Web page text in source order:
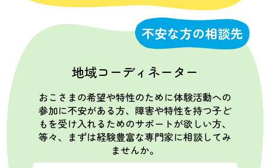
不安な方の相談先
地域コーディネーター
おこさまの希望や特性のために体験活動への
参加に不安がある方、障害や特性を持つ子ど
もを受け入れるためのサポートが欲しい方、
等々、まずは経験豊富な専門家に相談してみ
ませんか。